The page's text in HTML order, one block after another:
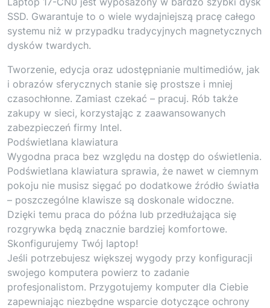
SSD. Gwarantuje to o wiele wydajniejszą pracę całego
systemu niż w przypadku tradycyjnych magnetycznych
dysków twardych.
Tworzenie, edycja oraz udostępnianie multimediów, jak
i obrazów sferycznych stanie się prostsze i mniej
czasochłonne. Zamiast czekać – pracuj. Rób także
zakupy w sieci, korzystając z zaawansowanych
zabezpieczeń firmy Intel.
Podświetlana klawiatura
Wygodna praca bez względu na dostęp do oświetlenia.
Podświetlana klawiatura sprawia, że nawet w ciemnym
pokoju nie musisz sięgać po dodatkowe źródło światła
– poszczególne klawisze są doskonale widoczne.
Dzięki temu praca do późna lub przedłużająca się
rozgrywka będą znacznie bardziej komfortowe.
Skonfigurujemy Twój laptop!
Jeśli potrzebujesz większej wygody przy konfiguracji
swojego komputera powierz to zadanie
profesjonalistom. Przygotujemy komputer dla Ciebie
zapewniając niezbędne wsparcie dotyczące ochrony